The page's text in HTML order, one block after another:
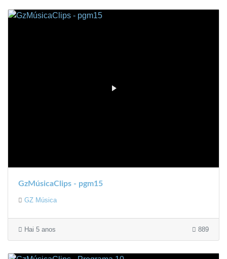
GzMúsicaClips - pgm15
GZ Música
Hai 5 anos 889